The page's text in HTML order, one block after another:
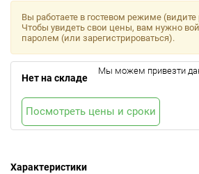
Характеристики
Вы работаете в гостевом режиме
Чтобы увидеть свои цены, вам нужно
паролем (или зарегистрироваться).
Нет на складе
Мы можем привезти
Посмотреть цены и сроки